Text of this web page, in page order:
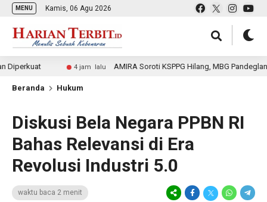
MENU Kamis, 06 Agu 2026
4 jam lalu AMIRA Soroti KSPPG Hilang, MBG Pandeglang Terhenti
Beranda Hukum
Diskusi Bela Negara PPBN RI
Bahas Relevansi di Era
Revolusi Industri 5.0
waktu baca 2 menit